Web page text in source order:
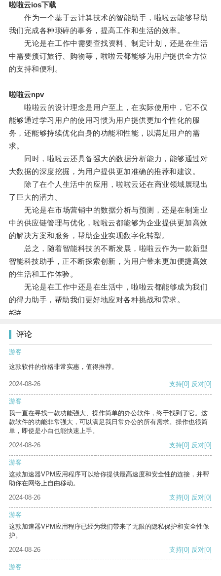
啦啦云ios下载
作为一个基于云计算技术的智能助手，啦啦云能够帮助
我们完成各种琐碎的事务，提高工作和生活的效率。
无论是在工作中需要查找资料、制定计划，还是在生活
中需要预订旅行、购物等，啦啦云都能够为用户提供全方位
的支持和便利。
啦啦云npv
啦啦云的设计理念是用户至上，在实际使用中，它不仅
能够通过学习用户的使用习惯为用户提供更加个性化的服
务，还能够持续优化自身的功能和性能，以满足用户的需
求。
同时，啦啦云还具备强大的数据分析能力，能够通过对
大数据的深度挖掘，为用户提供更加准确的推荐和建议。
除了在个人生活中的应用，啦啦云还在商业领域展现出
了巨大的潜力。
无论是在市场营销中的数据分析与预测，还是在制造业
中的供应链管理与优化，啦啦云都能够为企业提供更加高效
的解决方案和服务，帮助企业实现数字化转型。
总之，随着智能科技的不断发展，啦啦云作为一款新型
智能科技助手，正不断探索创新，为用户带来更加便捷高效
的生活和工作体验。
无论是在工作中还是在生活中，啦啦云都能够成为我们
的得力助手，帮助我们更好地应对各种挑战和需求。
#3#
评论
游客
这款软件的价格非常实惠，值得推荐。
2024-08-26 支持[0] 反对[0]
游客
我一直在寻找一款功能强大、操作简单的办公软件，终于找到了它。这
款软件的功能非常强大，可以满足我日常办公的所有需求。操作也很简
单，即使是小白也能快速上手。
2024-08-26
支持[0] 反对[0]
游客
这款加速器VPM应用程序可以给你提供最高速度和安全性的连接，并帮
助你在网络上自由移动。
2024-08-26
支持[0] 反对[0]
游客
这款加速器VPM应用程序已经为我们带来了无限的隐私保护和安全性保
护。
2024-08-26
支持[0] 反对[0]
游客